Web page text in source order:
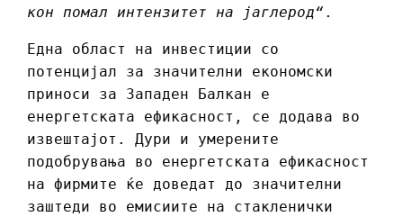
кон помал интензитет на јаглерод“ .
Една област на инвестиции со
потенцијал за значителни економски
приноси за Западен Балкан е
енергетската ефикасност, се додава во
извештајот. Дури и умерените
подобрувања во енергетската ефикасност
на фирмите ќе доведат до значителни
заштеди во емисиите на стакленички